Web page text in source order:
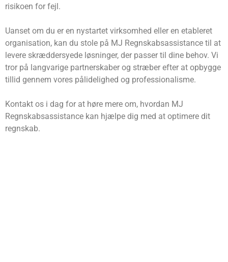
risikoen for fejl.
Uanset om du er en nystartet virksomhed eller en etableret
organisation, kan du stole på MJ Regnskabsassistance til at
levere skræddersyede løsninger, der passer til dine behov. Vi
tror på langvarige partnerskaber og stræber efter at opbygge
tillid gennem vores pålidelighed og professionalisme.
Kontakt os i dag for at høre mere om, hvordan MJ
Regnskabsassistance kan hjælpe dig med at optimere dit
regnskab.